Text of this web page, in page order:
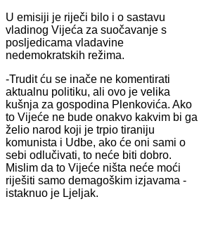
U emisiji je riječi bilo i o sastavu
vladinog Vijeća za suočavanje s
posljedicama vladavine
nedemokratskih režima.
-Trudit ću se inače ne komentirati
aktualnu politiku, ali ovo je velika
kušnja za gospodina Plenkovića. Ako
to Vijeće ne bude onakvo kakvim bi ga
želio narod koji je trpio tiraniju
komunista i Udbe, ako će oni sami o
sebi odlučivati, to neće biti dobro.
Mislim da to Vijeće ništa neće moći
riješiti samo demagoškim izjavama -
istaknuo je Ljeljak.